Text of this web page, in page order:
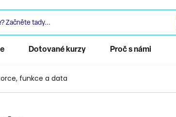
Dotované kurzy Proč s námi
funkce a data